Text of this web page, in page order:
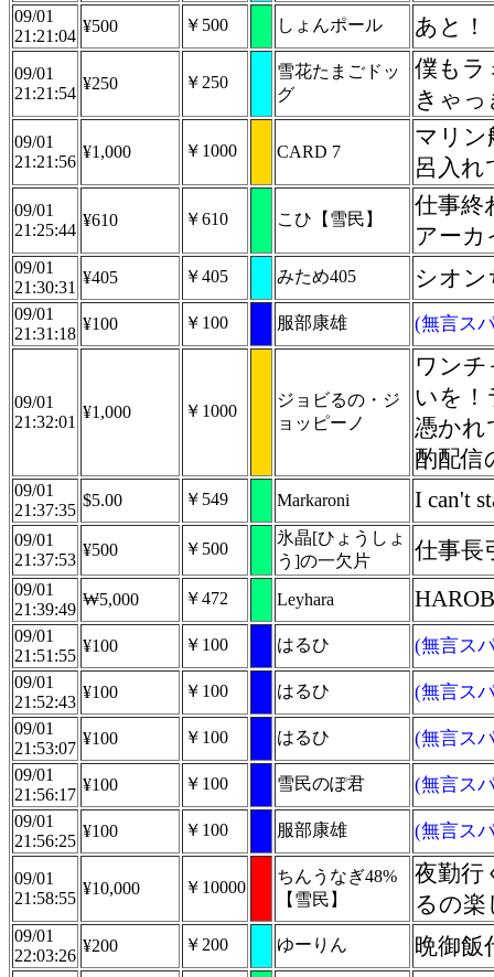
09/01
21:21:04
¥500 ￥500 しょんポール あと！
09/01
21:21:54
¥250 ￥250
雪花たまごドッ
グ
僕も
きゃ
09/01
21:21:56
¥1,000 ￥1000 CARD 7
マリン
呂入
09/01
21:25:44
¥610 ￥610 こひ【雪民】
仕事終
アー
09/01
21:30:31
¥405 ￥405 みため405 シオ
09/01
21:31:18
¥100 ￥100 服部康雄 (無言ス
09/01
21:32:01
¥1,000 ￥1000
ジョビるの・ジ
ョッピーノ
ワン
いを！
憑かれ
酌配信
09/01
21:37:35
$5.00 ￥549 Markaroni I can't
09/01
21:37:53
¥500 ￥500
氷晶[ひょうしょ
う]の一欠片
仕事長
09/01
21:39:49
₩5,000 ￥472 Leyhara
09/01
21:51:55
¥100 ￥100 はるひ (無言ス
09/01
21:52:43
¥100 ￥100 はるひ (無言ス
09/01
21:53:07
¥100 ￥100 はるひ (無言ス
09/01
21:56:17
¥100 ￥100 雪民のぽ君 (無言ス
09/01
21:56:25
¥100 ￥100 服部康雄 (無言ス
09/01
21:58:55
¥10,000 ￥10000
ちんうなぎ48%
【雪民】
夜勤行
るの
09/01
22:03:26
¥200 ￥200 ゆーりん 晩御飯